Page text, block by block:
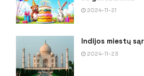
2024-11-21
Indijos miestų
2024-11-23